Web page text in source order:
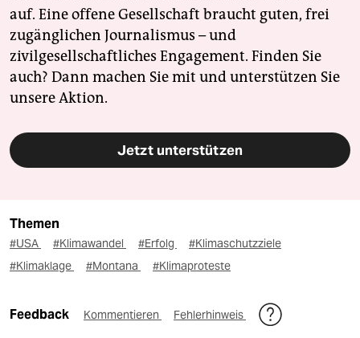
auf. Eine offene Gesellschaft braucht guten, frei
zugänglichen Journalismus – und
zivilgesellschaftliches Engagement. Finden Sie
auch? Dann machen Sie mit und unterstützen Sie
unsere Aktion.
Jetzt unterstützen
Themen
#USA #Klimawandel #Erfolg
#Klimaschutzziele
#Klimaklage
#Montana #Klimaproteste
Feedback Kommentieren Fehlerhinweis